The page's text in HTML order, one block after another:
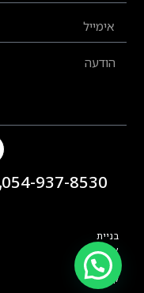
054-937-8530
בניית
אתר:
תמי
קליין